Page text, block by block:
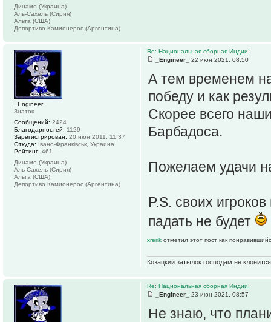
Динамо (Украина)
Аль-Сахель (Сирия)
Альта (США)
Депортиво Камионерос (Аргентина)
Re: Национальная сборная Индии!
_Engineer_
22 июн 2021, 08:50
А тем временем
победу и как
Скорее всего
Барбадоса.
Пожелаем удачи
P.S. своих
падать не будет
xrerik отметил этот пост как
Козацкий затылок господам не
_Engineer_
Знаток
Сообщений: 2424
Благодарностей: 1129
Зарегистрирован: 20 июн 2011, 11:37
Откуда: Івано-Франківськ, Украина
Рейтинг: 461
Динамо (Украина)
Аль-Сахель (Сирия)
Альта (США)
Депортиво Камионерос (Аргентина)
Re: Национальная сборная Индии!
_Engineer_
23 июн 2021, 08:57
Не знаю, что